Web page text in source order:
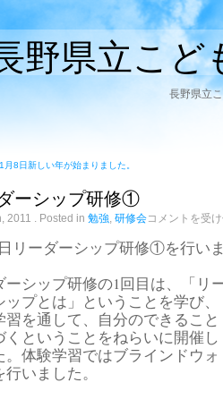
野県立こど
長野県立
月8日新しい年が始まりました。
ーシップ研修①
2011 . Posted in 勉強 研修会リ
ダ
ー
ッ
プ
研
修
①
は
コメントを受
リーダーシップ研修①を行い
ーシップ研修の1回目は、「リ
ップとは」ということを学び、
習を通して、自分のできること
くということをねらいに開催し
。体験学習ではブラインドウォ
いました。